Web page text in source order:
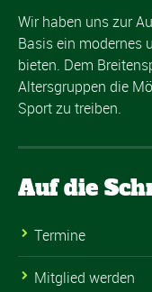
Wir haben uns zur
Basis ein modernes
bieten. Dem
Altersgruppen die
Sport zu treiben.
Auf die
Termine
Mitglied werden